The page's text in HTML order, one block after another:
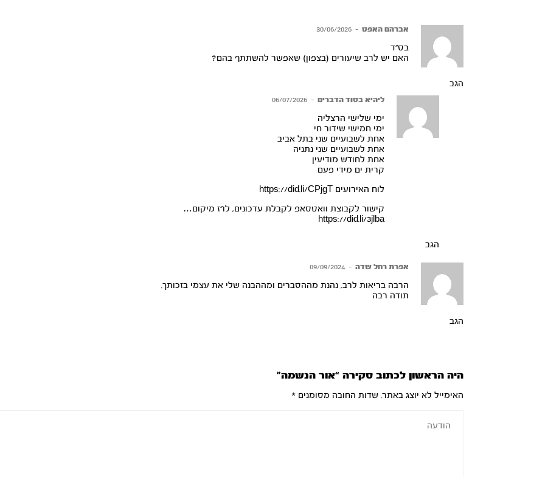
אברהם האפט –
30/06/2026
בס”ד
האם יש לרב שיעורים (בצפון) שאפשר להשתתף בהם?
הגב
ליהיא בסוד הדברים –
06/07/2026
ימי שלישי הרצליה
ימי חמישי שידור חי
אחת לשבועיים שני בתל אביב
אחת לשבועיים שני נתניה
אחת לחודש מודיעין
קרית ים מידי פעם
לוח האירועיםhttps://did.li/CPjgT
קישור לקבוצת וואטסאפ לקבלת עדכונים, לו”ז מיקום…
https://did.li/3jlba
הגב
אפרת רחל שדה –
09/09/2024
הרבה בריאות לרב, נהנת מההסברים ומההבנה שלי את עצמי בזכותך.
תודה רבה
הגב
היה הראשון לכתוב סקירה “אור הנשמה”
האימייל לא יוצג באתר. שדות החובה מסומנים*